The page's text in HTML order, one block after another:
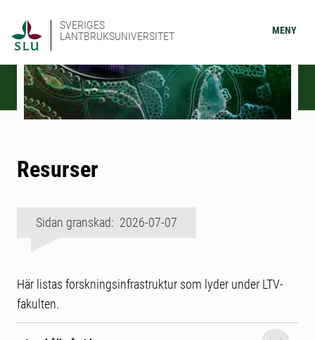
SVERIGES
LANTBRUKSUNIVERSITET
MENY
Resurser
Sidan granskad: 2026-07-07
Här listas forskningsinfrastruktur som lyder under LTV-
fakulten.